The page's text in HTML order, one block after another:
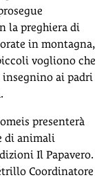
la preghiera di
in montagna,
vogliono che
ai padri
presenterà
di animali
Il Papavero.
Coordinatore